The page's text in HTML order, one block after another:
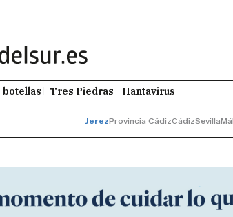
botellas Tres Piedras Hantavirus
JerezProvincia CádizCádizSevilla